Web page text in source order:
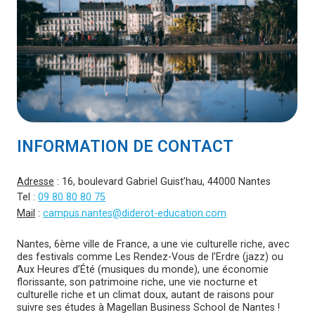
INFORMATION DE CONTACT
Adresse : 16, boulevard Gabriel Guist’hau, 44000 Nantes
Tel :09 80 80 80 75
Mail :campus.nantes@diderot-education.com
Nantes, 6ème ville de France, a une vie culturelle riche, avec
des festivals comme Les Rendez-Vous de l’Erdre (jazz) ou
Aux Heures d’Été (musiques du monde), une économie
florissante, son patrimoine riche, une vie nocturne et
culturelle riche et un climat doux, autant de raisons pour
suivre ses études à Magellan Business School de Nantes !